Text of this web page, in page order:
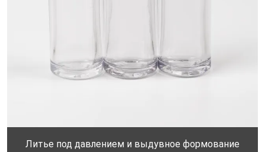
Литье под давлением и выдувное формование